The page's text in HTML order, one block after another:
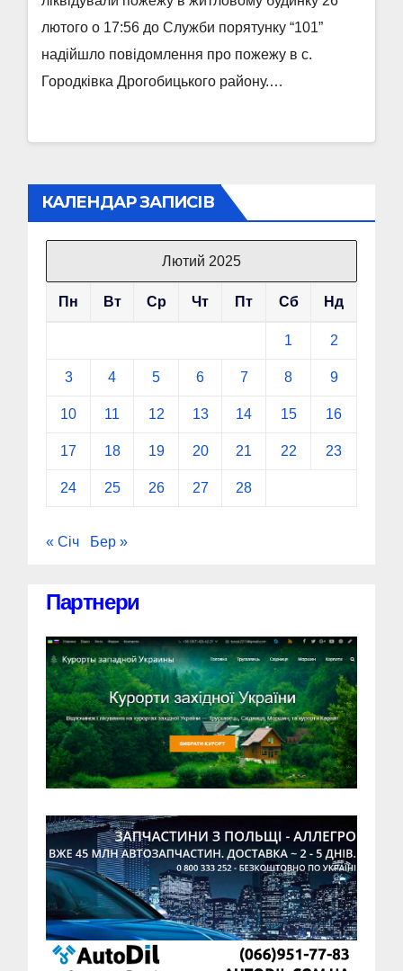
лютого о 17:56 до Служби порятунку “101”
надійшло повідомлення про пожежу в с.
Городківка Дрогобицького району.…
КАЛЕНДАР ЗАПИСІВ
Лютий 2025
Пн Вт Ср Чт Пт Сб Нд
1 2
3 4 5 6 7 8 9
10 11 12 13 14 15 16
17 18 19 20 21 22 23
24 25 26 27 28
« Січ Бер »
Партнери